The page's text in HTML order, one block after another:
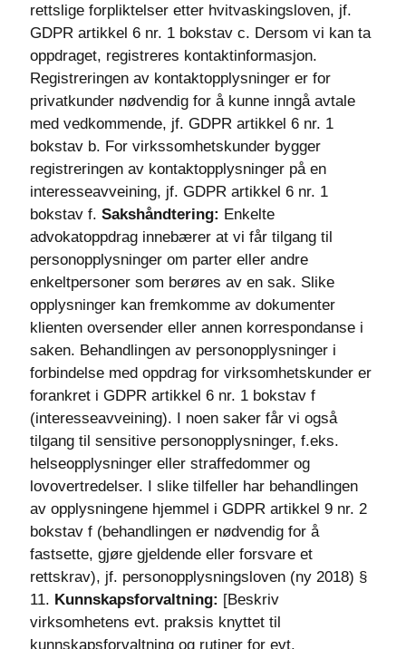
rettslige forpliktelser etter hvitvaskingsloven, jf.
GDPR artikkel 6 nr. 1 bokstav c. Dersom vi kan ta
oppdraget, registreres kontaktinformasjon.
Registreringen av kontaktopplysninger er for
privatkunder nødvendig for å kunne inngå avtale
med vedkommende, jf. GDPR artikkel 6 nr. 1
bokstav b. For virkssomhetskunder bygger
registreringen av kontaktopplysninger på en
interesseavveining, jf. GDPR artikkel 6 nr. 1
bokstav f. Sakshåndtering: Enkelte
advokatoppdrag innebærer at vi får tilgang til
personopplysninger om parter eller andre
enkeltpersoner som berøres av en sak. Slike
opplysninger kan fremkomme av dokumenter
klienten oversender eller annen korrespondanse i
saken. Behandlingen av personopplysninger i
forbindelse med oppdrag for virksomhetskunder er
forankret i GDPR artikkel 6 nr. 1 bokstav f
(interesseavveining). I noen saker får vi også
tilgang til sensitive personopplysninger, f.eks.
helseopplysninger eller straffedommer og
lovovertredelser. I slike tilfeller har behandlingen
av opplysningene hjemmel i GDPR artikkel 9 nr. 2
bokstav f (behandlingen er nødvendig for å
fastsette, gjøre gjeldende eller forsvare et
rettskrav), jf. personopplysningsloven (ny 2018) §
11. Kunnskapsforvaltning: [Beskriv
virksomhetens evt. praksis knyttet til
kunnskapsforvaltning og rutiner for evt.